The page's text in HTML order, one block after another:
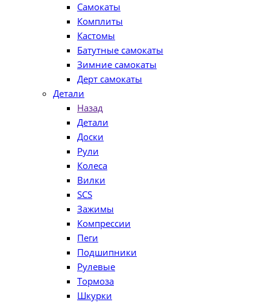
Самокаты
Комплиты
Кастомы
Батутные самокаты
Зимние самокаты
Дерт самокаты
Детали
Назад
Детали
Доски
Рули
Колеса
Вилки
SCS
Зажимы
Компрессии
Пеги
Подшипники
Рулевые
Тормоза
Шкурки